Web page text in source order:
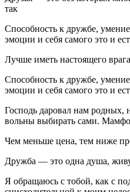
так
Способность к дружбе,
эмоции и себя самого это и
Лучше иметь настоящего
Способность к дружбе,
эмоции и себя самого это и
Господь даровал нам родных,
вольны выбирать сами.
Чем меньше цена, тем ниже
Дружба — это одна душа,
Я обращаюсь с тобой, как с